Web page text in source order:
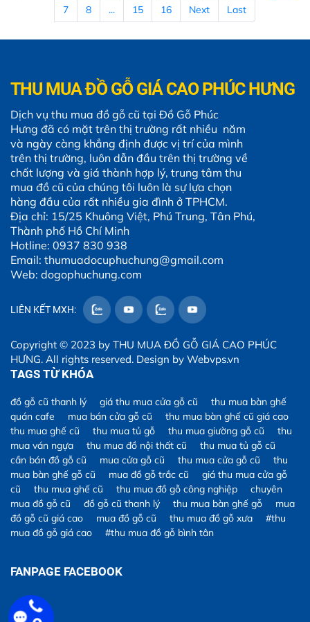
7
8 ... 15 16 Next Last
THU MUA ĐỒ GỖ GIÁ CAO PHÚC HƯNG
Dịch vụ thu mua đồ gỗ cũ tại Đồ Gỗ Phúc
Hưng đã có mặt trên thị trường rất nhiều năm
và ngày càng khẳng định được vị trí của mình
trên thị trường, luôn dẫn đầu trên thị trường về
chất lượng và giá thành hợp lý, trung tâm thu
mua đồ cũ của chúng tôi luôn là sự lựa chọn
hàng đầu của rất nhiều gia đình ở TPHCM.
Địa chỉ: 15/25 Khuông Việt, Phú Trung, Tân Phú,
Thành phố Hồ Chí Minh
Hotline: 0937 830 938
Email: thumuadocuphuchung@gmail.com
Web: dogophuchung.com
LIÊN KẾT MXH:
Copyright © 2023 by THU MUA ĐỒ GỖ GIÁ CAO PHÚC
HƯNG. All rights reserved. Design by Webvps.vn
TAGS TỪ KHÓA
đồ gỗ cũ thanh lý giá thu mua cửa gỗ cũ
thu mua bàn ghế
quán cafe
mua bán cửa gỗ cũ
thu mua bàn ghế cũ giá cao
thu mua ghế cũ
thu mua tủ gỗ thu mua giường gỗ cũ
thu
mua ván ngựa
thu mua đồ nội thất cũ
thu mua tủ gỗ cũ
cần bán đồ gỗ cũ
mua cửa gỗ cũ thu mua cửa gỗ cũ
thu
mua bàn ghế gỗ cũ
mua đồ gỗ trắc cũ
giá thu mua cửa gỗ
cũ
thu mua ghế cũ thu mua đồ gỗ công nghiệp
chuyên
mua đồ gỗ cũ
đồ gỗ cũ thanh lý thu mua bàn ghế gỗ
mua
đồ gỗ cũ giá cao
mua đồ gỗ cũ thu mua đồ gỗ xưa
#thu
mua đồ gỗ giá cao
#thu mua đồ gỗ bình tân
FANPAGE FACEBOOK